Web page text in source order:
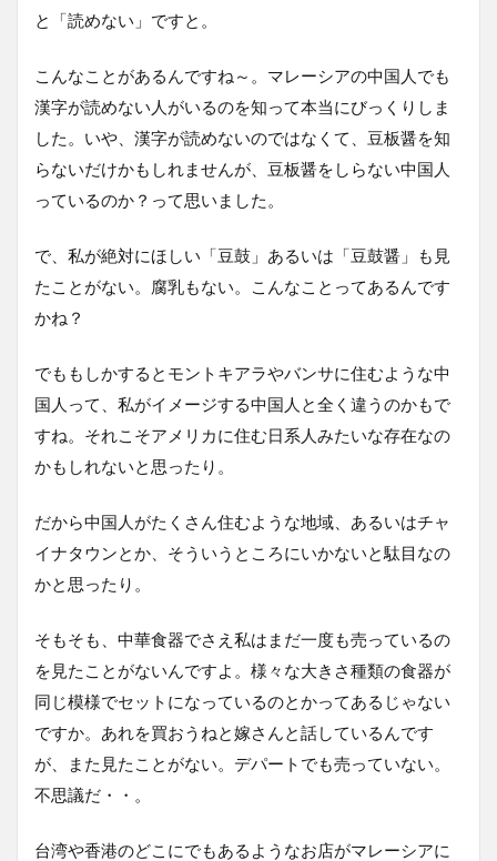
と「読めない」ですと。
こんなことがあるんですね～。マレーシアの中国人でも
漢字が読めない人がいるのを知って本当にびっくりしま
した。いや、漢字が読めないのではなくて、豆板醤を知
らないだけかもしれませんが、豆板醤をしらない中国人
っているのか？って思いました。
で、私が絶対にほしい「豆鼓」あるいは「豆鼓醤」も見
たことがない。腐乳もない。こんなことってあるんです
かね？
でももしかするとモントキアラやバンサに住むような中
国人って、私がイメージする中国人と全く違うのかもで
すね。それこそアメリカに住む日系人みたいな存在なの
かもしれないと思ったり。
だから中国人がたくさん住むような地域、あるいはチャ
イナタウンとか、そういうところにいかないと駄目なの
かと思ったり。
そもそも、中華食器でさえ私はまだ一度も売っているの
を見たことがないんですよ。様々な大きさ種類の食器が
同じ模様でセットになっているのとかってあるじゃない
ですか。あれを買おうねと嫁さんと話しているんです
が、また見たことがない。デパートでも売っていない。
不思議だ・・。
台湾や香港のどこにでもあるようなお店がマレーシアに